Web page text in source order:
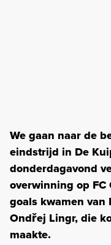
We gaan naar de
eindstrijd in De
donderdagavond
overwinning op FC
goals kwamen van
Ondřej Lingr, die
maakte.